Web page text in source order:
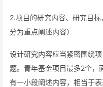
2.项目的研究内容、研究目
分为重点阐述内容）
设计研究内容应当紧密围绕
题。青年基金项目最多2个，
有一小段阐述内容，相当于